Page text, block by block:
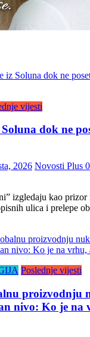
vijesti
dok ne
2026 Novosti Plus
izgledaju kao
ulica i prelepe
Poslednje vijesti
proizvodnju
nivo: Ko je na